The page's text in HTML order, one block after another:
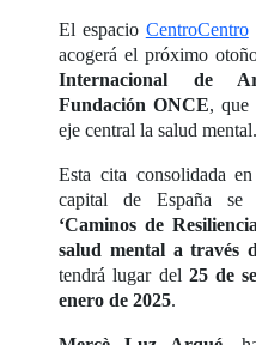
El espacio CentroCentro
acogerá el próximo
Internacional de
Fundación ONCE, que
eje central la salud mental.
Esta cita consolidada
capital de España
‘Caminos de
salud mental a través
tendrá lugar del 25 de
enero de 2025.